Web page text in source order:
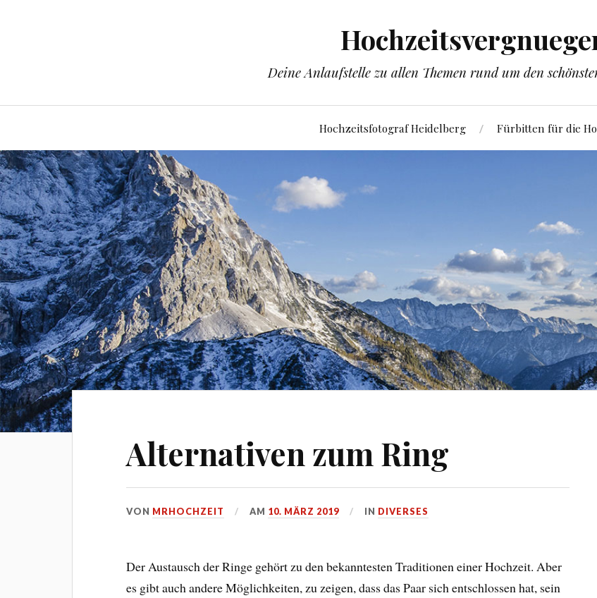
Deine Anlaufstelle zu allen Themen rund um den
Hochzeitsfotograf Heidelberg Fürbitten für die
Alternativen zum Ring
VON MRHOCHZEIT AM 10. MÄRZ 2019 IN DIVERSES
Der Austausch der Ringe gehört zu den bekanntesten Traditionen einer Hochzeit. Aber
es gibt auch andere Möglichkeiten, zu zeigen, dass das Paar sich entschlossen hat, sein